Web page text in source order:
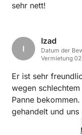
sehr nett!
I
Izad
Datum der
Vermietung
Er ist sehr
wegen
Panne
gehandelt und